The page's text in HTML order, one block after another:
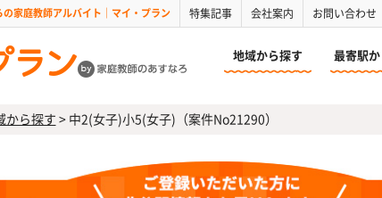
の家庭教師アルバイト｜マイ・プラン 特集記事 会社案内 お問い合わせ
地域から探す 最寄駅か
から探す >中2(女子)小5(女子)（案件No21290）